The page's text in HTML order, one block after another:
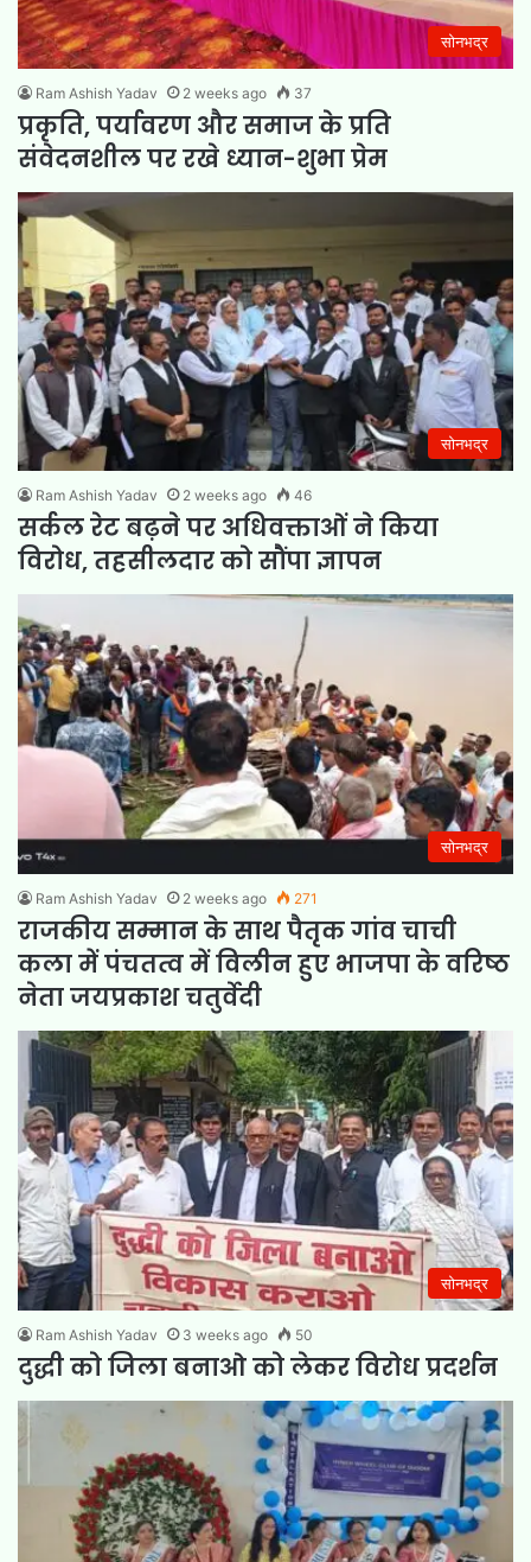
सोनभद्र
Ram Ashish Yadav 2 weeks ago 37
प्रकृति, पर्यावरण और समाज के प्रति
संवेदनशील पर रखे ध्यान-शुभा प्रेम
सोनभद्र
Ram Ashish Yadav 2 weeks ago 46
सर्कल रेट बढ़ने पर अधिवक्ताओं ने किया
विरोध, तहसीलदार को सौंपा ज्ञापन
सोनभद्र
Ram Ashish Yadav 2 weeks ago 271
राजकीय सम्मान के साथ पैतृक गांव चाची
कला में पंचतत्व में विलीन हुए भाजपा के वरिष्ठ
नेता जयप्रकाश चतुर्वेदी
सोनभद्र
Ram Ashish Yadav 3 weeks ago 50
दुद्धी को जिला बनाओ को लेकर विरोध प्रदर्शन